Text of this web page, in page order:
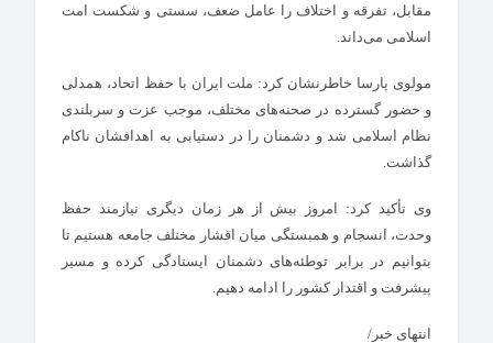
مقابل، تفرقه و اختلاف را عامل ضعف، سستی و شکست امت
اسلامی می‌داند.
مولوی پارسا خاطرنشان کرد: ملت ایران با حفظ اتحاد، همدلی
و حضور گسترده در صحنه‌های مختلف، موجب عزت و سربلندی
نظام اسلامی شد و دشمنان را در دستیابی به اهدافشان ناکام
گذاشت.
وی تأکید کرد: امروز بیش از هر زمان دیگری نیازمند حفظ
وحدت، انسجام و همبستگی میان اقشار مختلف جامعه هستیم تا
بتوانیم در برابر توطئه‌های دشمنان ایستادگی کرده و مسیر
پیشرفت و اقتدار کشور را ادامه دهیم.
انتهای خبر/